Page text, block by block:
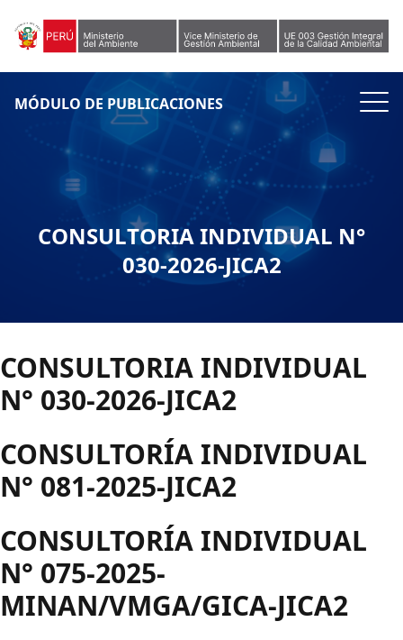
MÓDULO DE PUBLICACIONES
CONSULTORIA INDIVIDUAL N°
030-2026-JICA2
CONSULTORIA INDIVIDUAL
N° 030-2026-JICA2
CONSULTORÍA INDIVIDUAL
N° 081-2025-JICA2
CONSULTORÍA INDIVIDUAL
N° 075-2025-
MINAN/VMGA/GICA-JICA2